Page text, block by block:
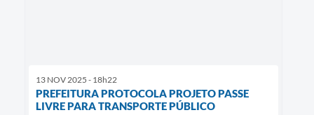
13 NOV 2025 - 18h22
PREFEITURA PROTOCOLA PROJETO PASSE
LIVRE PARA TRANSPORTE PÚBLICO